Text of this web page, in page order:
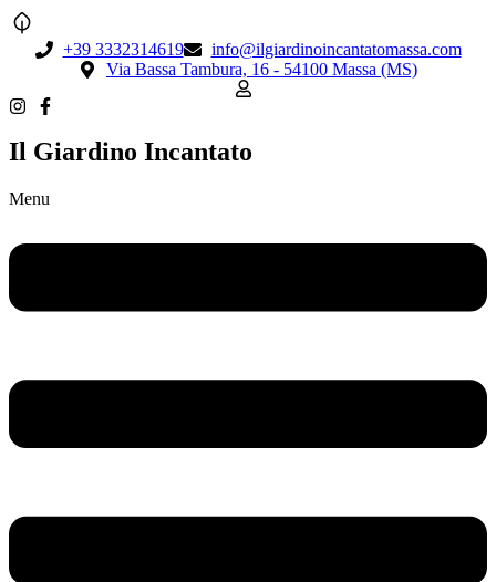
+39 3332314619
info@ilgiardinoincantatomassa.com
Via Bassa Tambura, 16 - 54100 Massa (MS)
Il Giardino Incantato
Menu